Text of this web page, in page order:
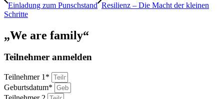
Einladung zum Punschstand Resilienz – Die Macht der kleinen
Schritte
„We are family“
Teilnehmer anmelden
Teilnehmer 1*
Geburtsdatum*